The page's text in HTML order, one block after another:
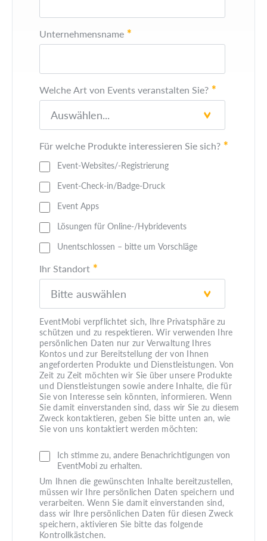
Unternehmensname *
Welche Art von Events veranstalten Sie? *
Für welche Produkte interessieren Sie sich? *
Event-Websites/-Registrierung
Event-Check-in/Badge-Druck
Event Apps
Lösungen für Online-/Hybridevents
Unentschlossen – bitte um Vorschläge
Ihr Standort *
EventMobi verpflichtet sich, Ihre Privatsphäre zu
schützen und zu respektieren. Wir verwenden Ihre
persönlichen Daten nur zur Verwaltung Ihres
Kontos und zur Bereitstellung der von Ihnen
angeforderten Produkte und Dienstleistungen. Von
Zeit zu Zeit möchten wir Sie über unsere Produkte
und Dienstleistungen sowie andere Inhalte, die für
Sie von Interesse sein könnten, informieren. Wenn
Sie damit einverstanden sind, dass wir Sie zu diesem
Zweck kontaktieren, geben Sie bitte unten an, wie
Sie von uns kontaktiert werden möchten:
Ich stimme zu, andere Benachrichtigungen von
EventMobi zu erhalten.
Um Ihnen die gewünschten Inhalte bereitzustellen,
müssen wir Ihre persönlichen Daten speichern und
verarbeiten. Wenn Sie damit einverstanden sind,
dass wir Ihre persönlichen Daten für diesen Zweck
speichern, aktivieren Sie bitte das folgende
Kontrollkästchen.